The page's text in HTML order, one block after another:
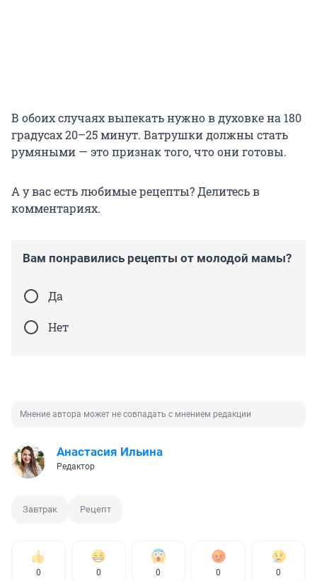
В обоих случаях выпекать нужно в духовке на 180
градусах 20–25 минут. Ватрушки должны стать
румяными — это признак того, что они готовы.
А у вас есть любимые рецепты? Делитесь в
комментариях.
Вам понравились рецепты от молодой мамы?
Да
Нет
Мнение автора может не совпадать с мнением редакции
Анастасия Ильина
Редактор
Завтрак Рецепт
0 0 0 0 0